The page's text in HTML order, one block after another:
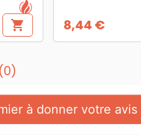
shopping_cart Prix
8,44 €
à donner votre avis